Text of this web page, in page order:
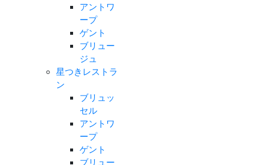
アントワ
ープ
ゲント
ブリュー
ジュ
星つきレストラ
ン
ブリュッ
セル
アントワ
ープ
ゲント
ブリュー